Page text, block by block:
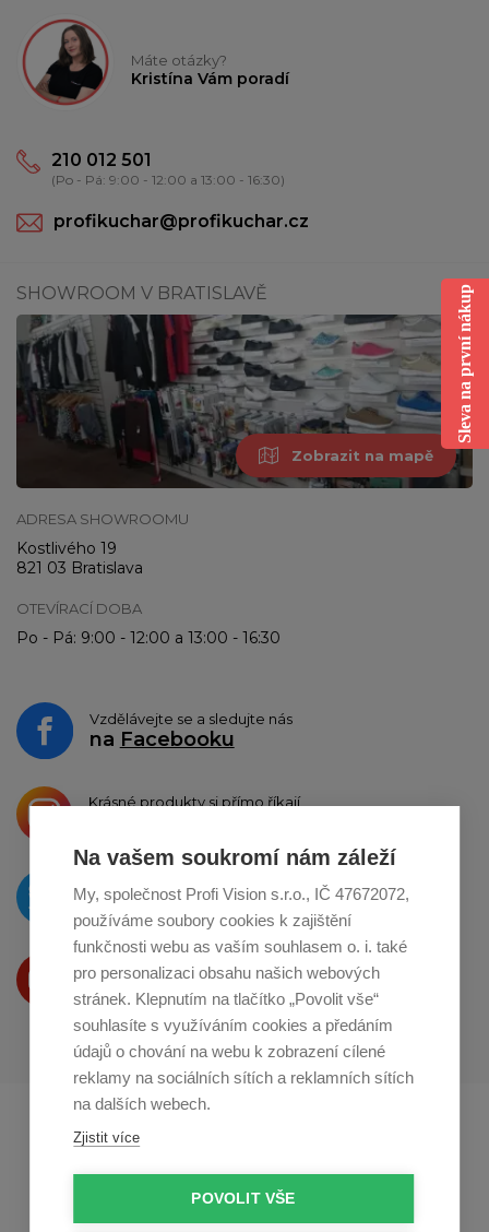
Na vašem soukromí nám záleží
My, společnost Profi Vision s.r.o., IČ 47672072,
používáme soubory cookies k zajištění
funkčnosti webu as vaším souhlasem o. i. také
pro personalizaci obsahu našich webových
stránek. Klepnutím na tlačítko „Povolit vše“
souhlasíte s využíváním cookies a předáním
údajů o chování na webu k zobrazení cílené
reklamy na sociálních sítích a reklamních sítích
na dalších webech.
Zjistit více
POVOLIT VŠE
Máte otázky?
Kristína Vám poradí
210 012 501
(Po - Pá: 9:00 - 12:00 a 13:00 - 16:30)
profikuchar@profikuchar.cz
SHOWROOM V BRATISLAVĚ
Zobrazit na mapě
ADRESA SHOWROOMU
Kostlivého 19
821 03 Bratislava
OTEVÍRACÍ DOBA
Po - Pá: 9:00 - 12:00 a 13:00 - 16:30
Vzdělávejte se a sledujte nás
na Facebooku
Krásné produkty si přímo říkají
O novinkách píšeme
naTwitteru
Produkty Vám představujeme
na Youtube
Profikuchar.sk
Sleva na první nákup